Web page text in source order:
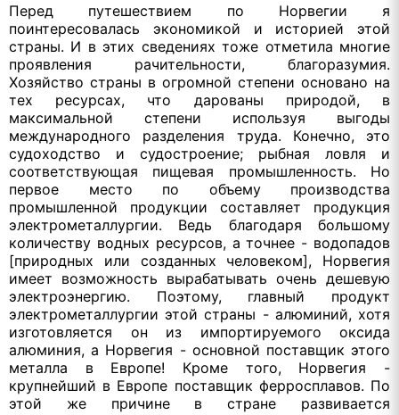
Перед путешествием по Норвегии я
поинтересовалась экономикой и историей этой
страны. И в этих сведениях тоже отметила многие
проявления рачительности, благоразумия.
Хозяйство страны в огромной степени основано на
тех ресурсах, что дарованы природой, в
максимальной степени используя выгоды
международного разделения труда. Конечно, это
судоходство и судостроение; рыбная ловля и
соответствующая пищевая промышленность. Но
первое место по объему производства
промышленной продукции составляет продукция
электрометаллургии. Ведь благодаря большому
количеству водных ресурсов, а точнее - водопадов
[природных или созданных человеком], Норвегия
имеет возможность вырабатывать очень дешевую
электроэнергию. Поэтому, главный продукт
электрометаллургии этой страны - алюминий, хотя
изготовляется он из импортируемого оксида
алюминия, а Норвегия - основной поставщик этого
металла в Европе! Кроме того, Норвегия -
крупнейший в Европе поставщик ферросплавов. По
этой же причине в стране развивается